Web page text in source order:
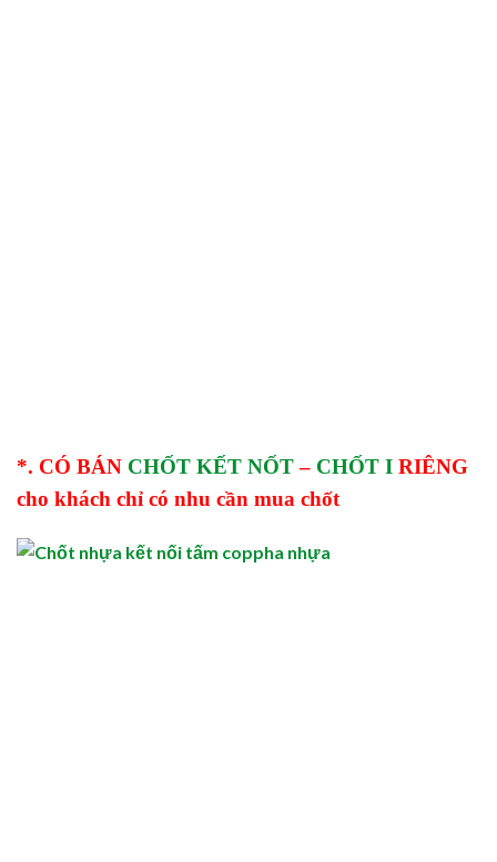
*. CÓ BÁN CHỐT KẾT NỐT– CHỐT I RIÊNG
cho khách chỉ có nhu cần mua chốt